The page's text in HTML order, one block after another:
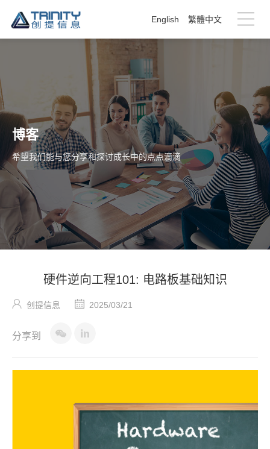
English 繁體中文
博客
希望我们能与您分享和探讨成长中的点点滴滴
硬件逆向工程101: 电路板基础知识
创提信息 2025/03/21
分享到